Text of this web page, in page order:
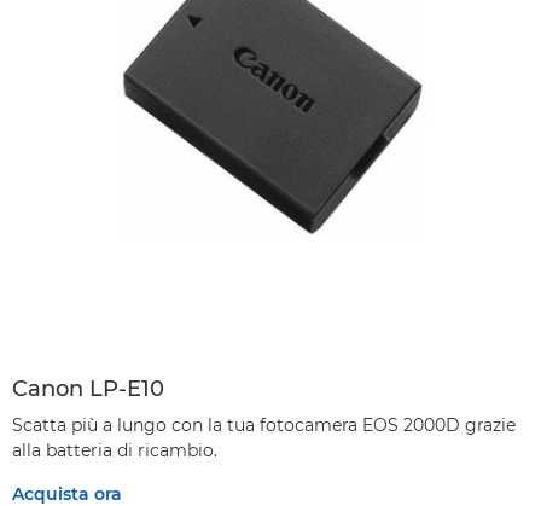
Canon LP-E10
Scatta più a lungo con la tua fotocamera EOS 2000D grazie
alla batteria di ricambio.
Acquista ora